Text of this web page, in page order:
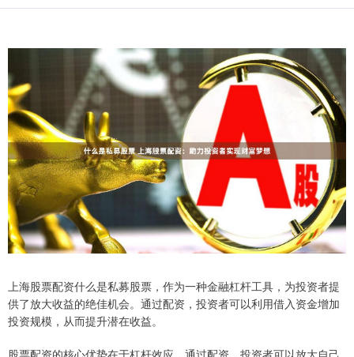
上海股票配资什么是私募股票，作为一种金融杠杆工具，为投资者提
供了放大收益的绝佳机会。通过配资，投资者可以利用借入资金增加
投资规模，从而提升潜在收益。